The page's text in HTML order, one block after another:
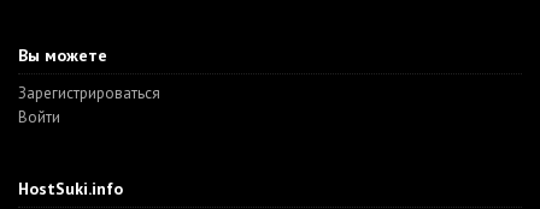
Вы можете
Зарегистрироваться
Войти
HostSuki.info